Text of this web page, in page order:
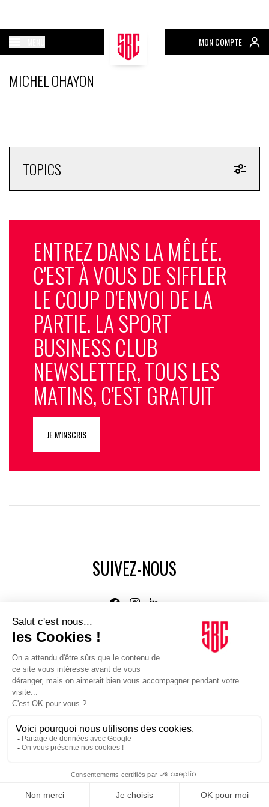
MON COMPTE
MICHEL OHAYON
TOPICS
ENTREZ DANS LA MÊLÉE.
C'EST À VOUS DE SIFFLER
LE COUP D'ENVOI DE LA
PARTIE. LA SPORT
BUSINESS CLUB
NEWSLETTER, TOUS LES
MATINS, C'EST GRATUIT
JE M'INSCRIS
SUIVEZ-NOUS
Agence web:Novius